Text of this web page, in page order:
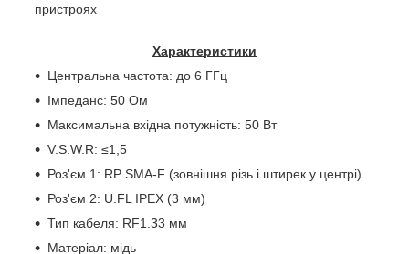
пристроях
Характеристики
Центральна частота: до 6 ГГц
Імпеданс: 50 Ом
Максимальна вхідна потужність: 50 Вт
V.S.W.R: ≤1,5
Роз'єм 1: RP SMA-F (зовнішня різь і штирек у центрі)
Роз'єм 2: U.FL IPEX (3 мм)
Тип кабеля: RF1.33 мм
Матеріал: мідь